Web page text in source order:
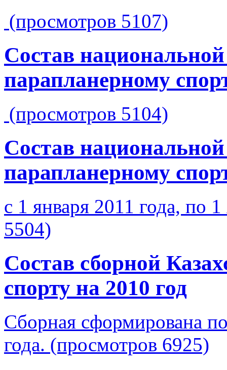
(просмотров 5107)
Состав
парапланерному
(просмотров 5104)
Состав
парапланерному
с 1 января 2011 года, по
5504)
Состав сборной
спорту на 2010 год
Cборная сформирована
года. (просмотров 6925)